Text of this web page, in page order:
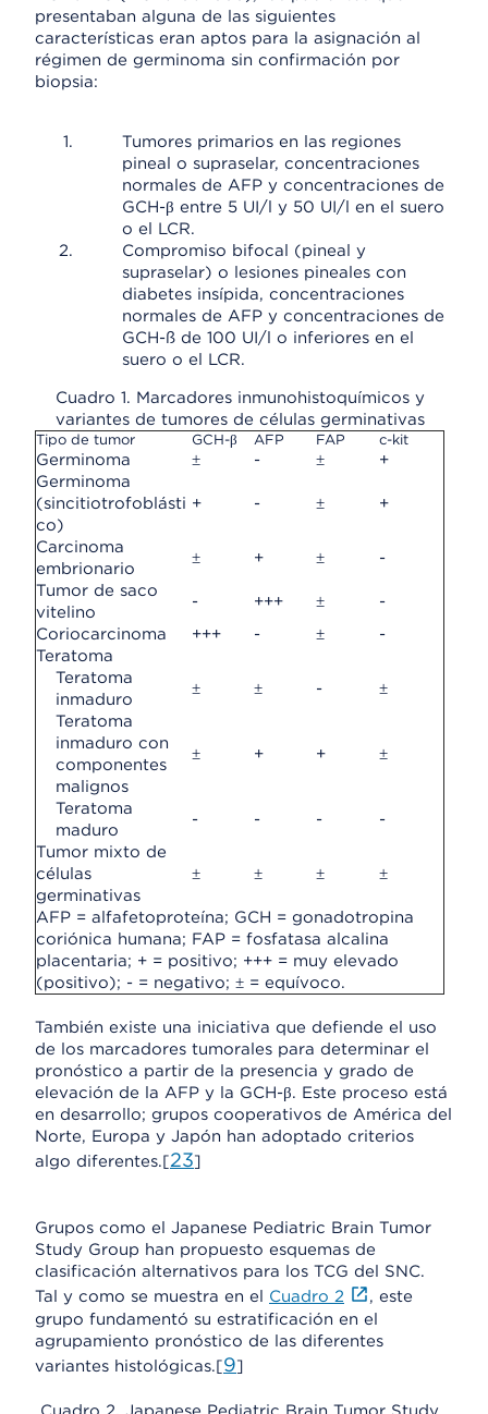
presentaban alguna de las siguientes
características eran aptos para la asignación al
régimen de germinoma sin confirmación por
biopsia:
Tumores primarios en las regiones
pineal o supraselar, concentraciones
normales de AFP y concentraciones de
GCH-β entre 5 UI/l y 50 UI/l en el suero
o el LCR.
Compromiso bifocal (pineal y
supraselar) o lesiones pineales con
diabetes insípida, concentraciones
normales de AFP y concentraciones de
GCH-ß de 100 UI/l o inferiores en el
suero o el LCR.
Cuadro 1. Marcadores inmunohistoquímicos y
variantes de tumores de células germinativas
Tipo de tumor GCH-β AFP FAP c-kit
AFP = alfafetoproteína; GCH = gonadotropina
coriónica humana; FAP = fosfatasa alcalina
placentaria; + = positivo; +++ = muy elevado
(positivo); - = negativo; ± = equívoco.
Germinoma ± - ±
+
Germinoma
(sincitiotrofoblásti
co)
+ - ± +
Carcinoma
embrionario
± + ±
-
Tumor de saco
vitelino
- +++ ±
-
Coriocarcinoma
+++ - ±
-
Teratoma
Teratoma
inmaduro
± ± -
±
Teratoma
inmaduro con
componentes
malignos
± + + ±
Teratoma
maduro
- - -
-
Tumor mixto de
células
germinativas
± ± ± ±
También existe una iniciativa que defiende el uso
de los marcadores tumorales para determinar el
pronóstico a partir de la presencia y grado de
elevación de la AFP y la GCH-β. Este proceso está
en desarrollo; grupos cooperativos de América del
Norte, Europa y Japón han adoptado criterios
algo diferentes.[23]
Grupos como el Japanese Pediatric Brain Tumor
Study Group han propuesto esquemas de
clasificación alternativos para los TCG del SNC.
Tal y como se muestra en el Cuadro 2
, este
grupo fundamentó su estratificación en el
agrupamiento pronóstico de las diferentes
variantes histológicas.[9]